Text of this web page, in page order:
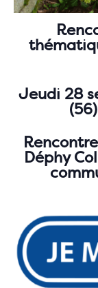
Jeudi 28
Déphy